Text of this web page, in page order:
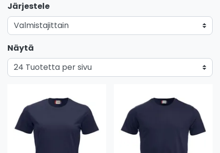
Järjestele
Näytä